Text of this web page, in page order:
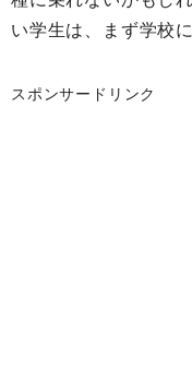
い学生は、まず学校
スポンサードリンク